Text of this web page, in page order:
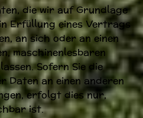
die wir auf Grundlage
Erfüllung eines Vertrags
an sich oder an einen
maschinenlesbaren
Sofern Sie die
an einen anderen
erfolgt dies nur,
ist.